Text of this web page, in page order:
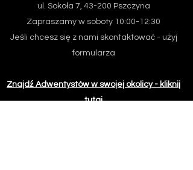
ul. Sokoła 7, 43-200 Pszczyna
Zapraszamy w soboty 10:00-12:30
Jeśli chcesz się z nami skontaktować - użyj
formularza
Znajdź Adwentystów w swojej okolicy - kliknij
tutaj